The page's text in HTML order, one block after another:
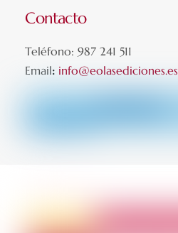
Contacto
Teléfono: 987 241 511
Email: info@eolasediciones.es